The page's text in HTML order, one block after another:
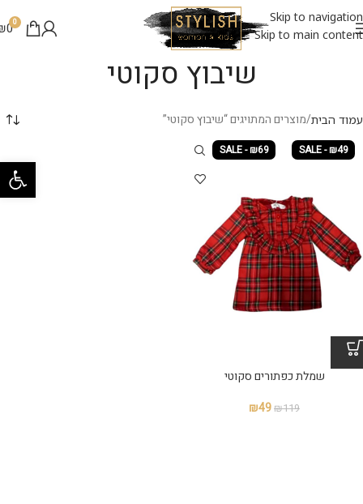
Skip to navigation
Skip to main content
0
0
שיבוץ סקוטי
עמוד הבית מוצרים המתויגים “שיבוץ סקוטי”
SALE - ₪49
SALE - ₪69
שמלת כפתורים סקוטי
₪119
₪49
פתח